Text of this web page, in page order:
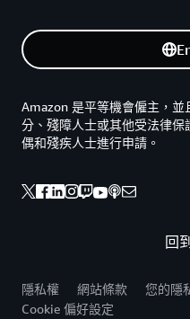
回
Amazon 是平等機會僱主，
分、殘障人士或其他受法律
偶和殘疾人士進行申請。
隱私權 網站條款
您的隱
Cookie 偏好設定